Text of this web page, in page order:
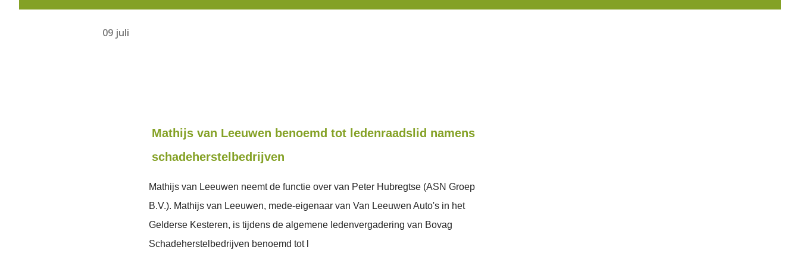
09 juli
Mathijs van Leeuwen benoemd tot ledenraadslid namens
schadeherstelbedrijven
Mathijs van Leeuwen neemt de functie over van Peter Hubregtse (ASN Groep
B.V.). Mathijs van Leeuwen, mede-eigenaar van Van Leeuwen Auto's in het
Gelderse Kesteren, is tijdens de algemene ledenvergadering van Bovag
Schadeherstelbedrijven benoemd tot l